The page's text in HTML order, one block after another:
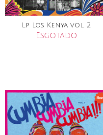
Lp Los Kenya vol. 2
Esgotado